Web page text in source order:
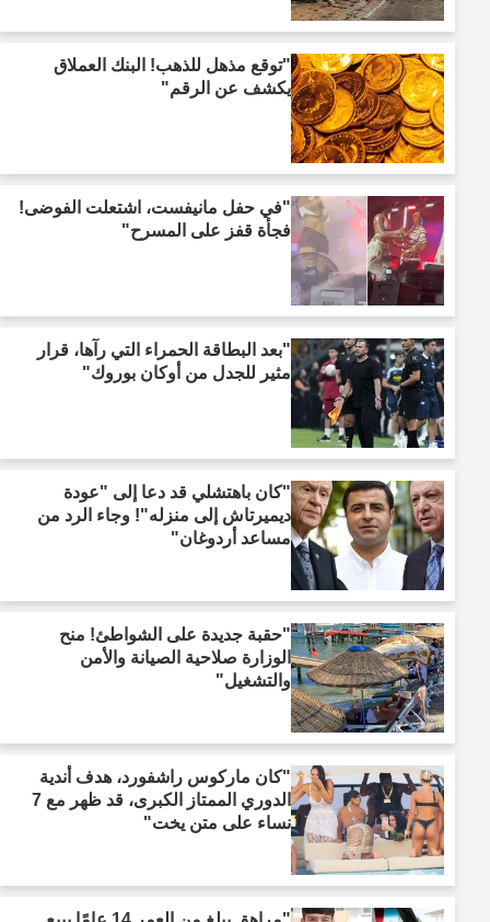
"توقع مذهل للذهب! البنك العملاق
يكشف عن الرقم"
"في حفل مانيفست، اشتعلت الفوضى!
فجأة قفز على المسرح"
"بعد البطاقة الحمراء التي رآها، قرار
مثير للجدل من أوكان بوروك"
"كان باهتشلي قد دعا إلى "عودة
ديميرتاش إلى منزله"! وجاء الرد من
مساعد أردوغان"
"حقبة جديدة على الشواطئ! منح
الوزارة صلاحية الصيانة والأمن
والتشغيل"
"كان ماركوس راشفورد، هدف أندية
الدوري الممتاز الكبرى، قد ظهر مع 7
نساء على متن يخت"